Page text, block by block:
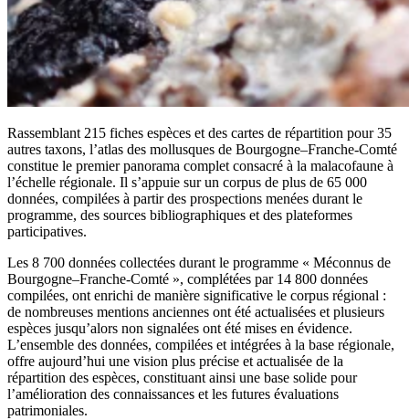
Rassemblant 215 fiches espèces et des cartes de répartition pour 35
autres taxons, l’atlas des mollusques de Bourgogne–Franche-Comté
constitue le premier panorama complet consacré à la malacofaune à
l’échelle régionale. Il s’appuie sur un corpus de plus de 65 000
données, compilées à partir des prospections menées durant le
programme, des sources bibliographiques et des plateformes
participatives.
Les 8 700 données collectées durant le programme « Méconnus de
Bourgogne–Franche-Comté », complétées par 14 800 données
compilées, ont enrichi de manière significative le corpus régional :
de nombreuses mentions anciennes ont été actualisées et plusieurs
espèces jusqu’alors non signalées ont été mises en évidence.
L’ensemble des données, compilées et intégrées à la base régionale,
offre aujourd’hui une vision plus précise et actualisée de la
répartition des espèces, constituant ainsi une base solide pour
l’amélioration des connaissances et les futures évaluations
patrimoniales.